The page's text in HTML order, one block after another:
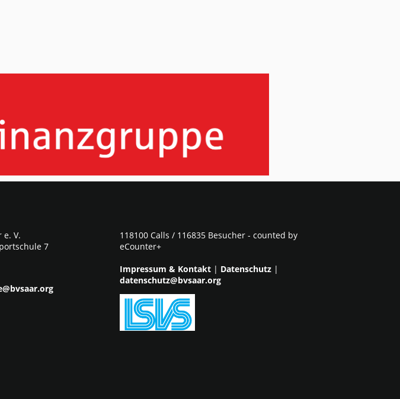
e. V.
7
118100 Calls / 116835 Besucher - counted by
eCounter+
Impressum & Kontakt | Datenschutz |
datenschutz@bvsaar.org